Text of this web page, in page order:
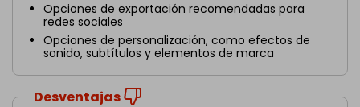
Opciones de exportación recomendadas para
redes sociales
Opciones de personalización, como efectos de
sonido, subtítulos y elementos de marca
Desventajas